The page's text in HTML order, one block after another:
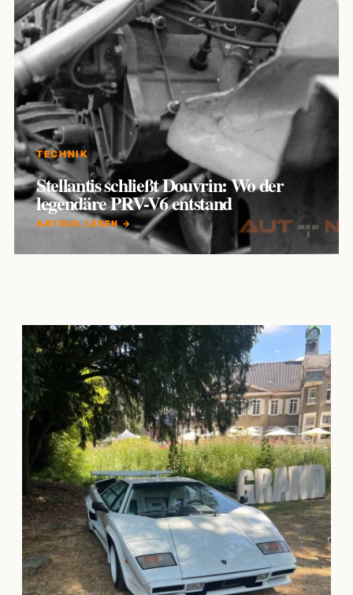
TECHNIK
Stellantis schließt Douvrin: Wo der
legendäre PRV-V6 entstand
ARTIKEL LESEN →